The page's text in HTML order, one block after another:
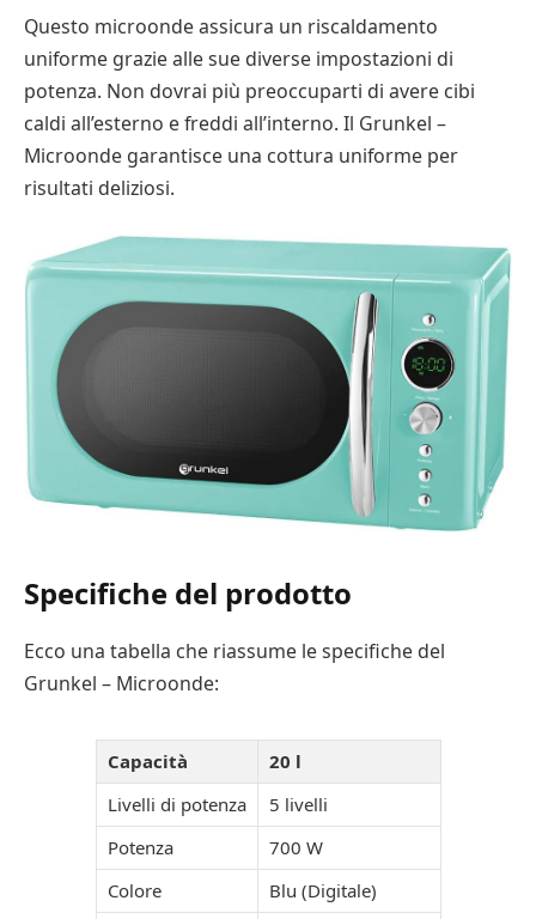
Questo microonde assicura un riscaldamento
uniforme grazie alle sue diverse impostazioni di
potenza. Non dovrai più preoccuparti di avere cibi
caldi all’esterno e freddi all’interno. Il Grunkel –
Microonde garantisce una cottura uniforme per
risultati deliziosi.
Specifiche del prodotto
Ecco una tabella che riassume le specifiche del
Grunkel – Microonde:
Capacità
20 l
Livelli di potenza
5 livelli
Potenza
700 W
Colore
Blu (Digitale)